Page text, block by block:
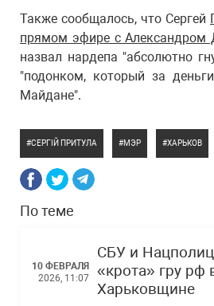
Также сообщалось, что Сергей
прямом эфире с Александром
назвал нардепа "абсолютно
"подонком, который за
Майдане".
СЕРГІЙ ПРИТУЛА МЭР ХАРЬКОВ
По теме
10 ФЕВРАЛЯ
2026, 11:07
СБУ и
«крота» гру рф
Харьковщине